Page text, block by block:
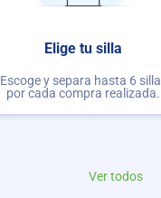
Elige tu silla
Escoge y separa hasta 6
por cada compra realizada.
Ver todos